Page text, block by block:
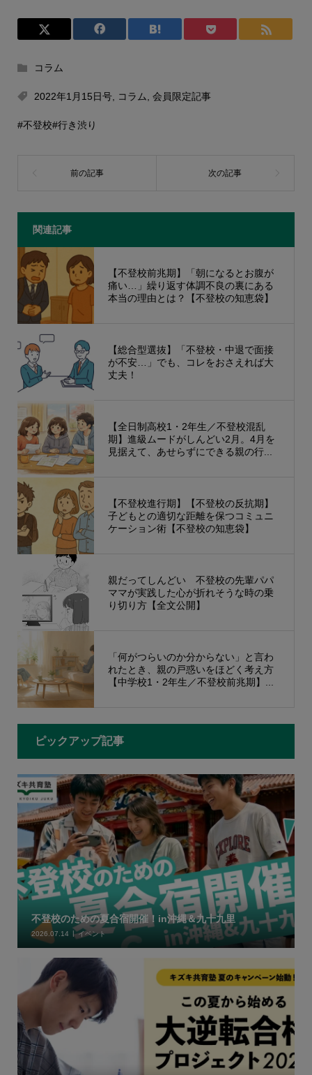
コラム
2022年1月15日号, コラム 会員限定記事
#不登校#行き渋り
関連記事
【不登校前兆期】「朝になるとお腹が
痛い…」繰り返す体調不良の裏にある
本当の理由とは？【不登校の知恵袋】
【総合型選抜】「不登校・中退で面接
が不安…」でも、コレをおさえれば大
丈夫！
【全日制高校1・2年生／不登校混乱
期】進級ムードがしんどい2月。4月を
見据えて、あせらずにできる親の行...
【不登校進行期】【不登校の反抗期】
子どもとの適切な距離を保つコミュニ
ケーション術【不登校の知恵袋】
親だってしんどい 不登校の先輩パパ
ママが実践した心が折れそうな時の乗
り切り方【全文公開】
「何がつらいのか分からない」と言わ
れたとき、親の戸惑いをほどく考え方
【中学校1・2年生／不登校前兆期】...
ピックアップ記事
不登校のための夏合宿開催！in沖縄＆九十九里
2026.07.14 イベント